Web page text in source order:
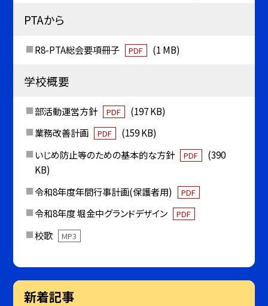
PTAから
R8-PTA総会要項冊子 PDF (1 MB)
学校概要
部活動運営方針 PDF
(197 KB)
業務改善計画
PDF
(159 KB)
いじめ防止等のための基本的な方針
PDF
(390
KB)
令和8年度年間行事計画(保護者用)
PDF
令和8年度 堀金中グランドデザイン PDF
校歌 MP3
新着記事